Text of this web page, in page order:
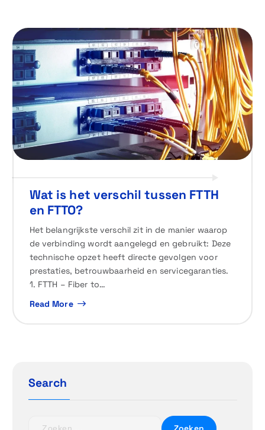
Wat is het verschil tussen FTTH
en FTTO?
Het belangrijkste verschil zit in de manier waarop
de verbinding wordt aangelegd en gebruikt: Deze
technische opzet heeft directe gevolgen voor
prestaties, betrouwbaarheid en servicegaranties.
1. FTTH – Fiber to…
Read More
Search